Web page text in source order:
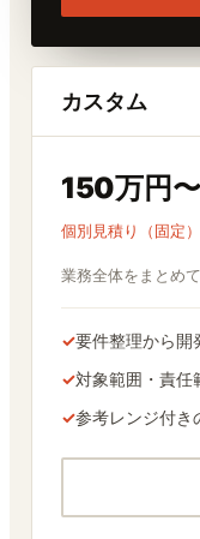
カスタム
150万円〜
個別見積り（固定
業務全体をまとめ
✓要件整理から開
✓対象範囲・責任
✓参考レンジ付き